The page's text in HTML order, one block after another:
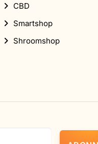
CBD
Smartshop
Shroomshop